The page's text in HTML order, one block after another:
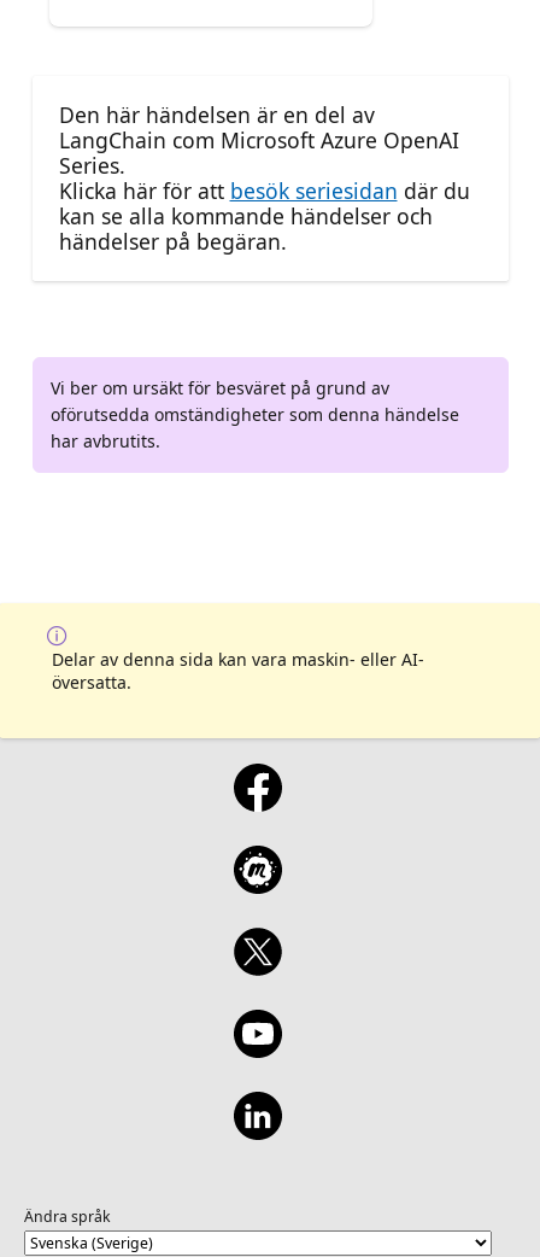
Den här händelsen är en del av
LangChain com Microsoft Azure OpenAI
Series.
Klicka här för att besök seriesidan där du
kan se alla kommande händelser och
händelser på begäran.
Vi ber om ursäkt för besväret på grund av
oförutsedda omständigheter som denna händelse
har avbrutits.
Delar av denna sida kan vara maskin- eller AI-
översatta.
Ändra språk